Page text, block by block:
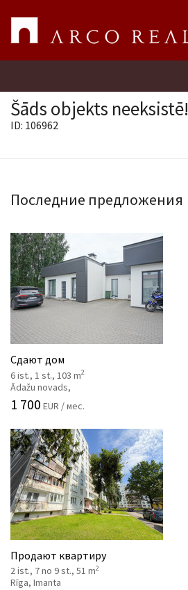
Предприятие
Услуги
Kонтакты
Šāds objekts neeksistē!
ID: 106962
Последние предложения
Сдают дом
6 ist., 1 st., 103 m2
Ādažu novads,
1 700 EUR / мес.
Продают квартиру
2 ist., 7 no 9 st., 51 m2
Rīga, Imanta